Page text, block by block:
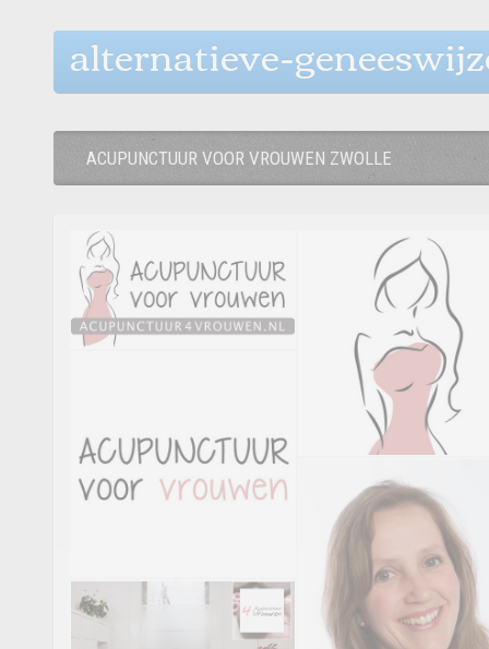
alternatieve-
ACUPUNCTUUR VOOR VROUWEN ZWOLLE